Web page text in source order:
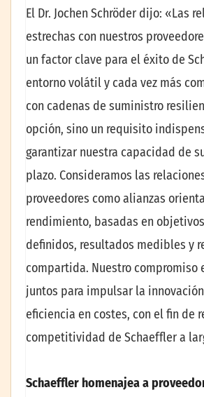
El Dr. Jochen Schröder dijo: «Las
estrechas con nuestros
un factor clave para el éxito de
entorno volátil y cada vez más
con cadenas de suministro
opción, sino un requisito
garantizar nuestra capacidad de
plazo. Consideramos las
proveedores como alianzas
rendimiento, basadas en
definidos, resultados medibles y
compartida. Nuestro compromiso
juntos para impulsar la
eficiencia en costes, con el fin de
competitividad de Schaeffler a
Schaeffler homenajea a